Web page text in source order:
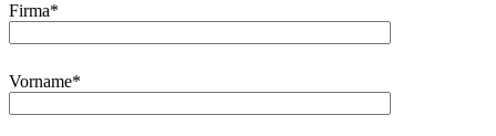
Firma*
Vorname*